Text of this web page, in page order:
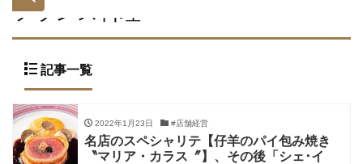
フランス料理
記事一覧
2022年1月23日 #店舗経営
名店のスペシャリテ【仔羊のパイ包み焼き
〝マリア・カラス〞】、その後「シェ･イ